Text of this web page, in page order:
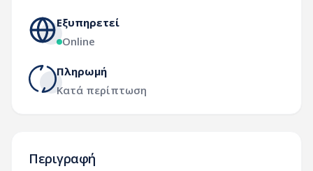
Εξυπηρετεί
Online
Πληρωμή
Κατά περίπτωση
Περιγραφή